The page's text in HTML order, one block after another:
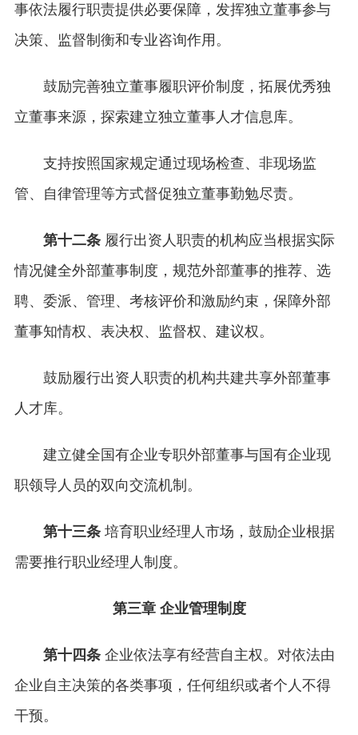
事依法履行职责提供必要保障，发挥独立董事参与
决策、监督制衡和专业咨询作用。
鼓励完善独立董事履职评价制度，拓展优秀独
立董事来源，探索建立独立董事人才信息库。
支持按照国家规定通过现场检查、非现场监
管、自律管理等方式督促独立董事勤勉尽责。
第十二条履行出资人职责的机构应当根据实际
情况健全外部董事制度，规范外部董事的推荐、选
聘、委派、管理、考核评价和激励约束，保障外部
董事知情权、表决权、监督权、建议权。
鼓励履行出资人职责的机构共建共享外部董事
人才库。
建立健全国有企业专职外部董事与国有企业现
职领导人员的双向交流机制。
第十三条培育职业经理人市场，鼓励企业根据
需要推行职业经理人制度。
第三章 企业管理制度
第十四条企业依法享有经营自主权。对依法由
企业自主决策的各类事项，任何组织或者个人不得
干预。